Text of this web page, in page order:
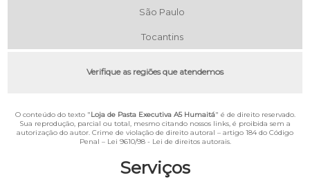
Serviços
São Paulo
Tocantins
Verifique as regiões que atendemos
O conteúdo do texto "Loja de Pasta Executiva A5 Humaitá" é de direito reservado.
Sua reprodução, parcial ou total, mesmo citando nossos links, é proibida sem a
autorização do autor. Crime de violação de direito autoral – artigo 184 do Código
Penal – Lei 9610/98 - Lei de direitos autorais.